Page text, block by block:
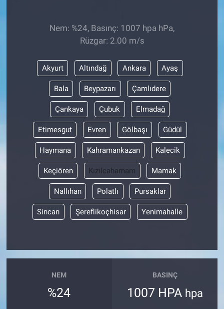
Nem: %24, Basınç: 1007 hpa hPa,
Rüzgar: 2.00 m/s
Akyurt Altındağ Ankara Ayaş
Bala Beypazarı Çamlıdere
Çankaya Çubuk Elmadağ
Etimesgut Evren Gölbaşı Güdül
Haymana Kahramankazan Kalecik
Keçiören Kızılcahamam Mamak
Nallıhan Polatlı Pursaklar
Sincan Şereflikoçhisar Yenimahalle
NEM
%24
BASINÇ
1007 HPA hpa